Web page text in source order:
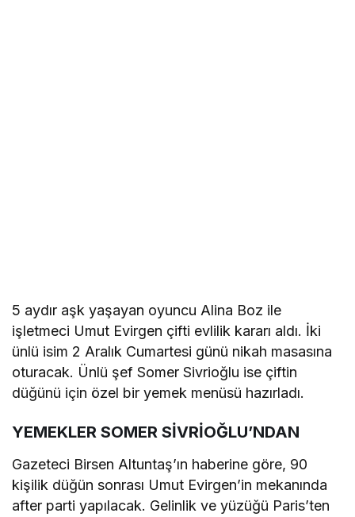
5 aydır aşk yaşayan oyuncu Alina Boz ile
işletmeci Umut Evirgen çifti evlilik kararı aldı. İki
ünlü isim 2 Aralık Cumartesi günü nikah masasına
oturacak. Ünlü şef Somer Sivrioğlu ise çiftin
düğünü için özel bir yemek menüsü hazırladı.
YEMEKLER SOMER SİVRİOĞLU’NDAN
Gazeteci Birsen Altuntaş’ın haberine göre, 90
kişilik düğün sonrası Umut Evirgen’in mekanında
after parti yapılacak. Gelinlik ve yüzüğü Paris’ten